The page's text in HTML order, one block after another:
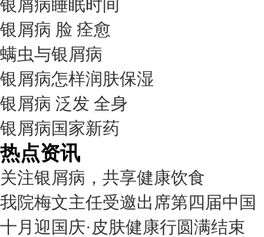
银屑病睡眠时间
银屑病 脸 痊愈
螨虫与银屑病
银屑病怎样润肤保湿
银屑病 泛发 全身
银屑病国家新药
热点资讯
关注银屑病，共享健康饮食
我院梅文主任受邀出席第四届中国
十月迎国庆·皮肤健康行圆满结束